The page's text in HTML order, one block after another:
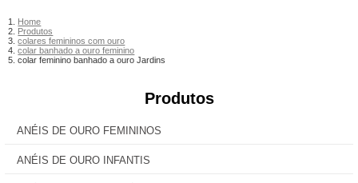
Home
Produtos
colares femininos com ouro
colar banhado a ouro feminino
colar feminino banhado a ouro Jardins
Produtos
ANÉIS DE OURO FEMININOS
ANÉIS DE OURO INFANTIS